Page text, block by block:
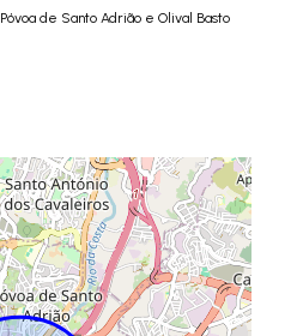
Póvoa de Santo Adrião e Olival Basto